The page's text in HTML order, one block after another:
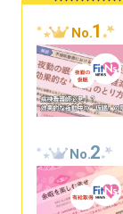
No.1
No.2